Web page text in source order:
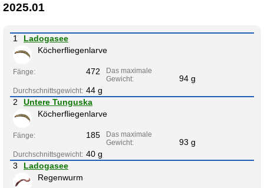
2025.01
1
Ladogasee
Köcherfliegenlarve
Fänge: 472
Das maximale
Gewicht:
94 g
Durchschnittsgewicht: 44 g
2
Untere Tunguska
Köcherfliegenlarve
Fänge: 185
Das maximale
Gewicht:
93 g
Durchschnittsgewicht: 40 g
3
Ladogasee
Regenwurm